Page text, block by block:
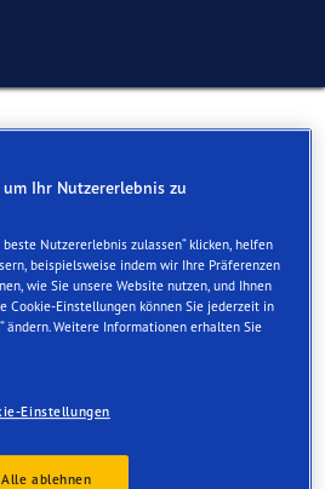
Ort verfügbar
Ihr Nutzererlebnis zu
beste Nutzererlebnis zulassen“ klicken, helfen
beispielsweise indem wir Ihre Präferenzen
wie Sie unsere Website nutzen, und Ihnen
Cookie-Einstellungen können Sie jederzeit in
ändern. Weitere Informationen erhalten Sie
Einstellungen
Alle ablehnen